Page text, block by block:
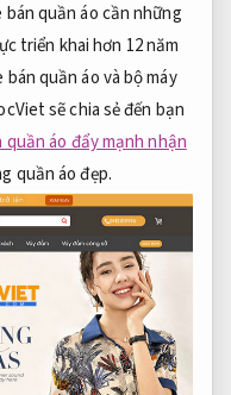
quần áo cần những
triển khai hơn 12 năm
quần áo và bộ máy
sẽ chia sẻ đến bạn
áo đẩy mạnh nhận
quần áo đẹp.